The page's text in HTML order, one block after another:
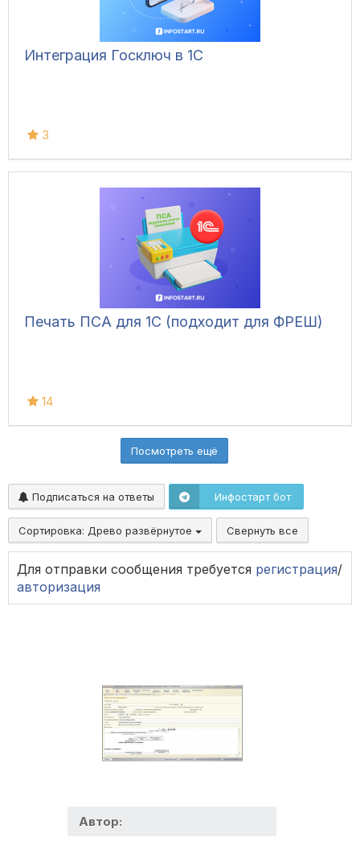
Интеграция Госключ в 1С
3
Печать ПСА для 1С (подходит для ФРЕШ)
14
Посмотреть ещё
Подписаться на ответы Инфостарт бот
Сортировка: Древо развёрнутое Свернуть все
Для отправки сообщения требуется регистрация/
авторизация
Автор: